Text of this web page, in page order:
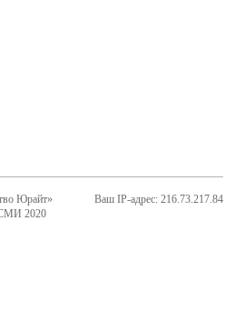
Юрайт»
СМИ 2020
Ваш IP-адрес: 216.73.217.84